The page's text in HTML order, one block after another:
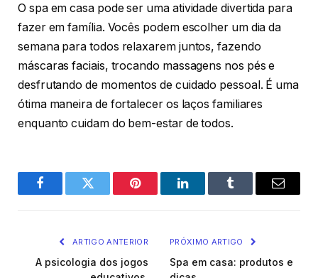
O spa em casa pode ser uma atividade divertida para
fazer em família. Vocês podem escolher um dia da
semana para todos relaxarem juntos, fazendo
máscaras faciais, trocando massagens nos pés e
desfrutando de momentos de cuidado pessoal. É uma
ótima maneira de fortalecer os laços familiares
enquanto cuidam do bem-estar de todos.
FacebookTwitter Pinterest O
Tumblr
E-
ARTIGO ANTERIOR
A psicologia dos jogos
PRÓXIMO ARTIGO
Spa em casa: produtos e